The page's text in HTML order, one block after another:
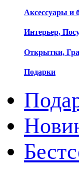
Аксессуары и
Интерьер,
Открытки,
Подарки